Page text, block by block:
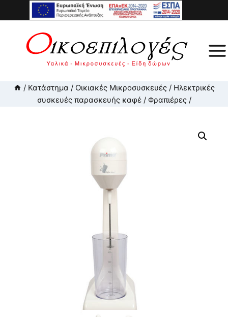
to
content
/ Κατάστημα / Οικιακές Μικροσυσκευές / Ηλεκτρικές
συσκευές παρασκευής καφέ / Φραπιέρες /